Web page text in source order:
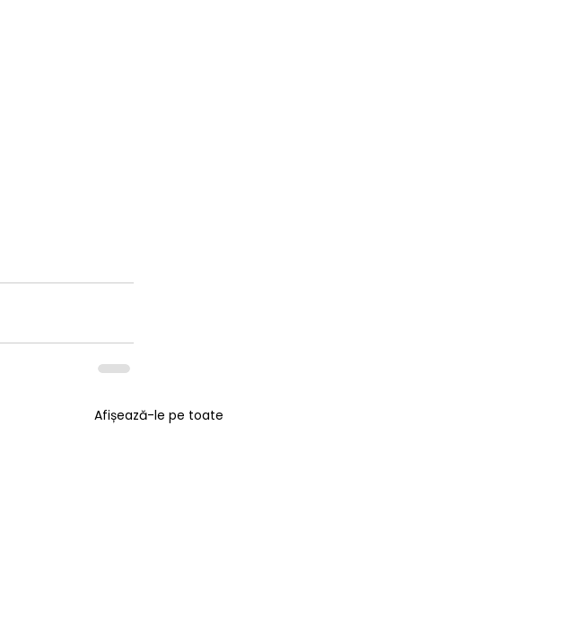
Afișează-le pe toate